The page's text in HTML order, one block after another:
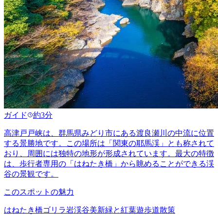
ガイド 約3分
高津戸戸峡は、群馬県みどり市にある渡良瀬川の中流に位置
する景勝地です。この場所は「関東の耶馬渓」とも称されて
おり、周囲には独特の地形が形成されています。最大の特徴
は、歩行者専用の「はねたき橋」から眺めることができる渓
谷の景観です。
このスポットの魅力
はねたき橋ゴリラ岩渓谷美新緑と紅葉遊歩道散策